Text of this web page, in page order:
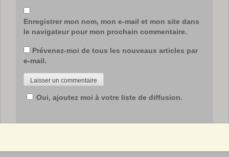
Enregistrer mon nom, mon e-mail et mon site dans
le navigateur pour mon prochain commentaire.
Prévenez-moi de tous les nouveaux articles par
e-mail.
Oui, ajoutez moi à votre liste de diffusion.